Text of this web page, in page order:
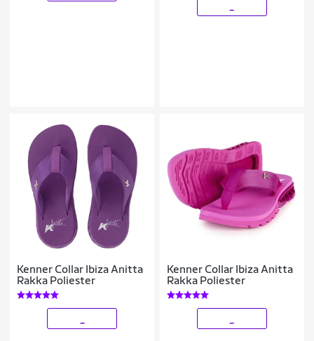
Kenner Collar Ibiza Anitta
Rakka Poliester
Kenner Collar Ibiza Anitta
Rakka Poliester